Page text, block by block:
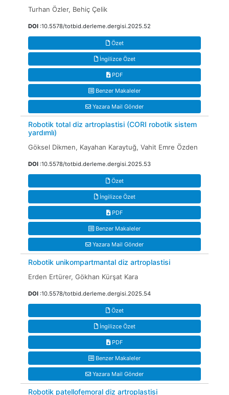
Turhan Özler, Behiç Çelik
DOI :10.5578/totbid.derleme.dergisi.2025.52
Özet
İngilizce Özet
PDF
Benzer Makaleler
Yazara Mail Gönder
Robotik total diz artroplastisi (CORI robotik sistem
yardımlı)
Göksel Dikmen, Kayahan Karaytuğ, Vahit Emre Özden
DOI :10.5578/totbid.derleme.dergisi.2025.53
Özet
İngilizce Özet
PDF
Benzer Makaleler
Yazara Mail Gönder
Robotik unikompartmantal diz artroplastisi
Erden Ertürer, Gökhan Kürşat Kara
DOI :10.5578/totbid.derleme.dergisi.2025.54
Özet
İngilizce Özet
PDF
Benzer Makaleler
Yazara Mail Gönder
Robotik patellofemoral diz artroplastisi